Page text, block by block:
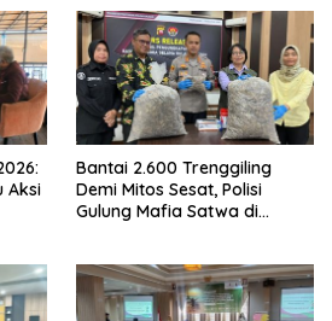
Aksi
Bantai 2.600 Trenggiling
Demi Mitos Sesat, Polisi
Gulung Mafia Satwa di